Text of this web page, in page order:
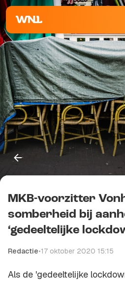
MKB-voorzitter
somberheid bij
‘gedeeltelijke
Redactie•17 oktober 2020 15:15
Als de 'gedeeltelijke